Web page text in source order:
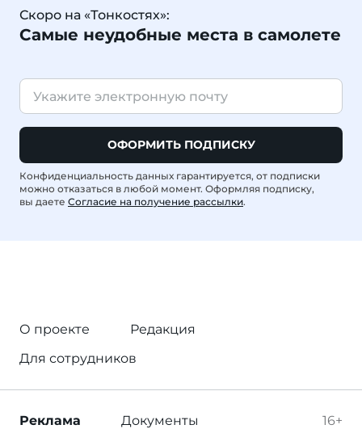
Скоро на «Тонкостях»:
Самые неудобные места в самолете
ОФОРМИТЬ ПОДПИСКУ
Конфиденциальность данных гарантируется, от подписки
можно отказаться в любой момент. Оформляя подписку,
вы даете Согласие на получение рассылки.
О проекте
Редакция
Для сотрудников
16+
Реклама Документы